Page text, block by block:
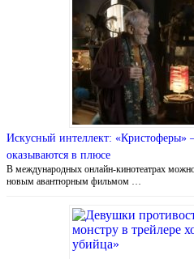
Искусный интеллект: «Кристоферы»
оказываются в плюсе
В международных онлайн-кинотеатрах
новым авантюрным фильмом …